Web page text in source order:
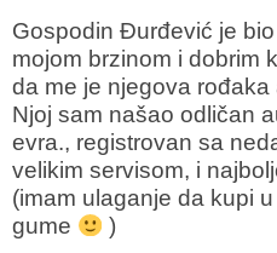
Gospodin Đurđević je
mojom brzinom i dobrim
da me je njegova
Njoj sam našao odličan
evra., registrovan sa
velikim servisom, i
(imam ulaganje da kupi
gume
)